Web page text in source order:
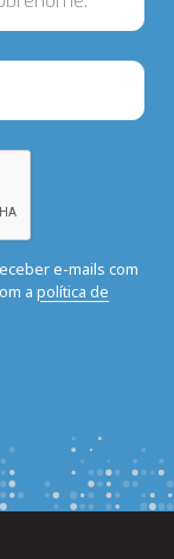
e-mails com
a política de